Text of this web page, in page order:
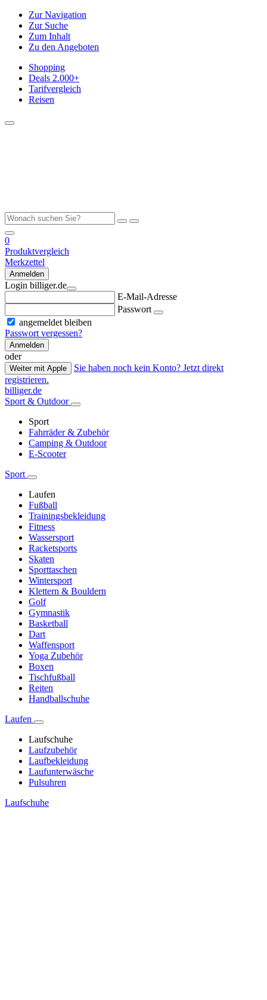
Zur Navigation
Zur Suche
Zum Inhalt
Zu den Angeboten
Shopping
Deals 2.000+
Tarifvergleich
Reisen
0
Produktvergleich
Merkzettel
Anmelden
Login billiger.de
E-Mail-Adresse
Passwort
angemeldet bleiben
Passwort vergessen?
Anmelden
oder
Weiter mit Apple
Sie haben noch kein Konto? Jetzt direkt
registrieren.
billiger.de
Sport & Outdoor
Sport
Fahrräder & Zubehör
Camping & Outdoor
E-Scooter
Sport
Laufen
Fußball
Trainingsbekleidung
Fitness
Wassersport
Racketsports
Skaten
Sporttaschen
Wintersport
Klettern & Bouldern
Golf
Gymnastik
Basketball
Dart
Waffensport
Yoga Zubehör
Boxen
Tischfußball
Reiten
Handballschuhe
Laufen
Laufschuhe
Laufzubehör
Laufbekleidung
Laufunterwäsche
Pulsuhren
Laufschuhe